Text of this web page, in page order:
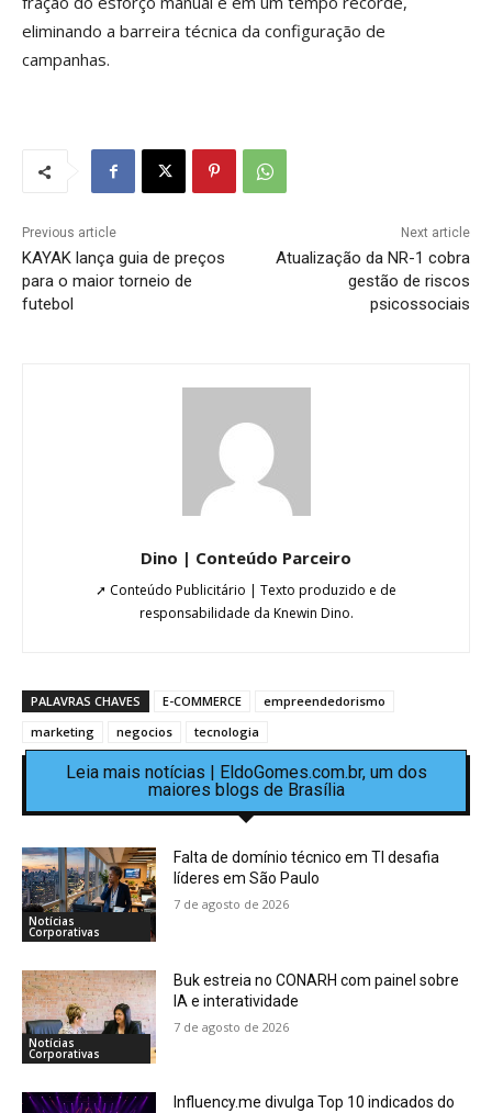
eliminando a barreira técnica da configuração de
campanhas.
Previous article
KAYAK lança guia de preços
para o maior torneio de
futebol
Next article
Atualização da NR-1 cobra
gestão de riscos
psicossociais
Dino | Conteúdo Parceiro
➚ Conteúdo Publicitário | Texto produzido e de
responsabilidade da Knewin Dino.
PALAVRAS CHAVES E-COMMERCE
empreendedorismo
marketing
negocios tecnologia
Leia mais notícias | EldoGomes.com.br, um dos
maiores blogs de Brasília
Notícias
Corporativas
Falta de domínio técnico em TI desafia
líderes em São Paulo
7 de agosto de 2026
Notícias
Corporativas
Buk estreia no CONARH com painel sobre
IA e interatividade
7 de agosto de 2026
Influency.me divulga Top 10 indicados do